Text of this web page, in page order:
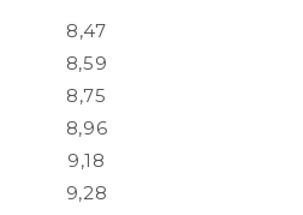
8,47
8,59
8,75
8,96
9,18
9,28